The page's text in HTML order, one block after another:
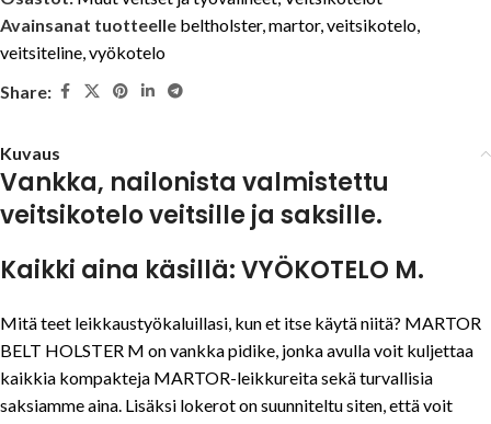
Avainsanat tuotteelle beltholster,martor,veitsikotelo,
veitsiteline,vyökotelo
Share:
Kuvaus
Vankka, nailonista valmistettu
veitsikotelo veitsille ja saksille.
Kaikki aina käsillä: VYÖKOTELO M.
Mitä teet leikkaustyökaluillasi, kun et itse käytä niitä? MARTOR
BELT HOLSTER M on vankka pidike, jonka avulla voit kuljettaa
kaikkia kompakteja MARTOR-leikkureita sekä turvallisia
saksiamme aina. Lisäksi lokerot on suunniteltu siten, että voit